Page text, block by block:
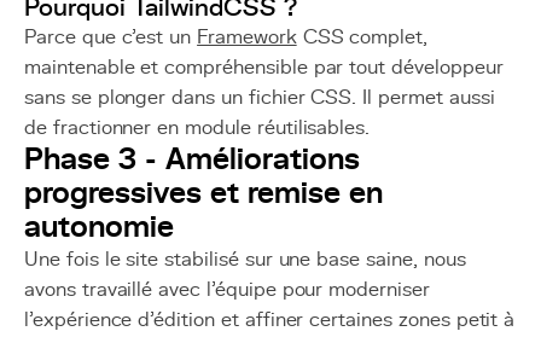
Pourquoi TailwindCSS ?
Parce que c’est un FrameworkCSS complet,
maintenable et compréhensible par tout développeur
sans se plonger dans un fichier CSS. Il permet aussi
de fractionner en module réutilisables.
Phase 3 - Améliorations
progressives et remise en
autonomie
Une fois le site stabilisé sur une base saine, nous
avons travaillé avec l’équipe pour moderniser
l’expérience d’édition et affiner certaines zones petit à